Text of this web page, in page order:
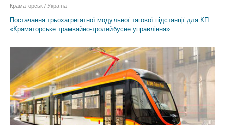
Постачання трьохагрегатної модульної тягової підстанції для КП
«Краматорське трамвайно-тролейбусне управління»
Краматорськ / Україна